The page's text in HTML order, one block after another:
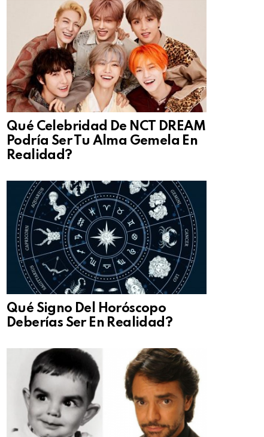
Qué Celebridad De NCT DREAM
Podría Ser Tu Alma Gemela En
Realidad?
Qué Signo Del Horóscopo
Deberías Ser En Realidad?